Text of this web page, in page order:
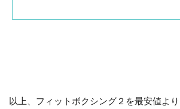
以上、フィットボクシング２を最安値よ